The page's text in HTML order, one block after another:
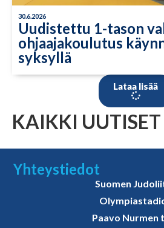
30.6.2026
Uudistettu 1-tason
ohjaajakoulutus
syksyllä
Lataa lisää
KAIKKI
Yhteystiedot
Suomen
Paavo Nurmen